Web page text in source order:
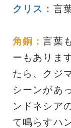
クリス： 言
角銅：言葉
ーもありま
たら、クジ
シーンがあ
ンドネシア
て鳴らすハ